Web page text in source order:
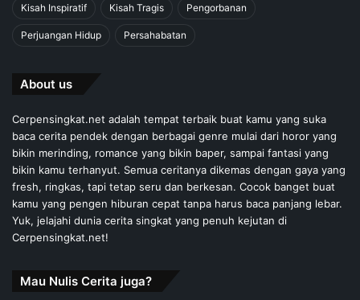
Kisah Inspiratif Kisah Tragis Pengorbanan
Perjuangan Hidup Persahabatan
About us
Cerpensingkat.net adalah tempat terbaik buat kamu yang suka
baca cerita pendek dengan berbagai genre mulai dari horor yang
bikin merinding, romance yang bikin baper, sampai fantasi yang
bikin kamu terhanyut. Semua ceritanya dikemas dengan gaya yang
fresh, ringkas, tapi tetap seru dan berkesan. Cocok banget buat
kamu yang pengen hiburan cepat tanpa harus baca panjang lebar.
Yuk, jelajahi dunia cerita singkat yang penuh kejutan di
Cerpensingkat.net!
Mau Nulis Cerita juga?